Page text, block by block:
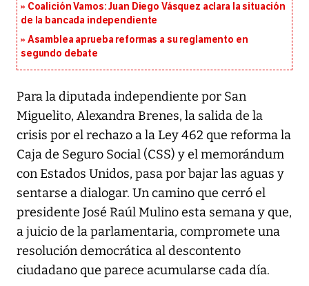
Coalición Vamos: Juan Diego Vásquez aclara la situación
de la bancada independiente
Asamblea aprueba reformas a su reglamento en
segundo debate
Para la diputada independiente por San
Miguelito, Alexandra Brenes, la salida de la
crisis por el rechazo a la Ley 462 que reforma la
Caja de Seguro Social (CSS) y el memorándum
con Estados Unidos, pasa por bajar las aguas y
sentarse a dialogar. Un camino que cerró el
presidente José Raúl Mulino esta semana y que,
a juicio de la parlamentaria, compromete una
resolución democrática al descontento
ciudadano que parece acumularse cada día.